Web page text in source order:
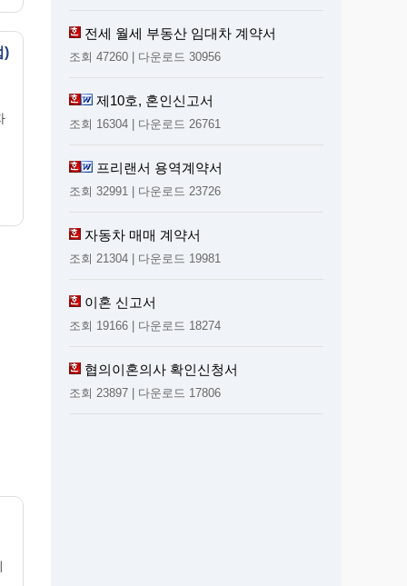
)
전세 월세 부동산 임대차 계약서
조회 47260 | 다운로드 30956
제10호, 혼인신고서
조회 16304 | 다운로드 26761
프리랜서 용역계약서
조회 32991 | 다운로드 23726
자동차 매매 계약서
조회 21304 | 다운로드 19981
이혼 신고서
조회 19166 | 다운로드 18274
협의이혼의사 확인신청서
조회 23897 | 다운로드 17806